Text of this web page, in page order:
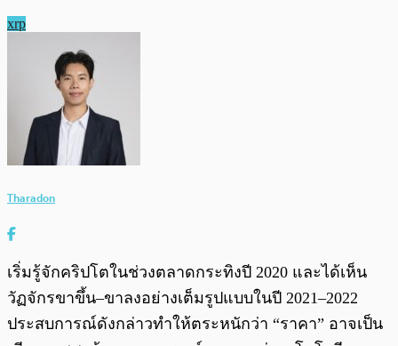
xrp
Tharadon
เริ่มรู้จักคริปโตในช่วงตลาดกระทิงปี 2020 และได้เห็น
วัฏจักรขาขึ้น–ขาลงอย่างเต็มรูปแบบในปี 2021–2022
ประสบการณ์ดังกล่าวทำให้ตระหนักว่า “ราคา” อาจเป็น